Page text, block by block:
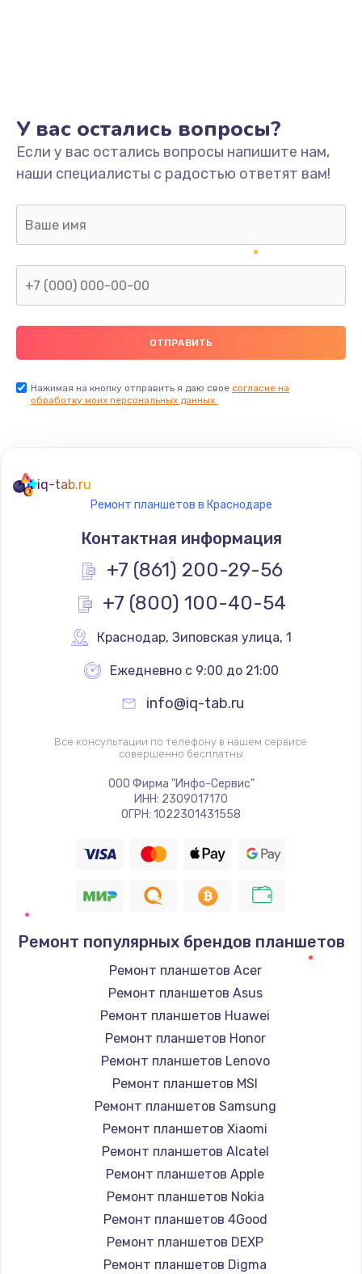
У вас остались вопросы?
Если у вас остались вопросы напишите нам,
наши специалисты с радостью ответят вам!
Нажимая на кнопку отправить я даю свое согласие на
обработку моих персональных данных.
iq-tab.ru
Ремонт планшетов в Краснодаре
Контактная информация
+7 (861) 200-29-56
+7 (800) 100-40-54
Краснодар, Зиповская улица, 1
Ежедневно с 9:00 до 21:00
info@iq-tab.ru
Все консультации по телефону в нашем сервисе
совершенно бесплатны
ООО Фирма "Инфо-Сервис"
ИНН: 2309017170
ОГРН: 1022301431558
Ремонт популярных брендов планшетов
Ремонт планшетов Acer
Ремонт планшетов Asus
Ремонт планшетов Huawei
Ремонт планшетов Honor
Ремонт планшетов Lenovo
Ремонт планшетов MSI
Ремонт планшетов Samsung
Ремонт планшетов Xiaomi
Ремонт планшетов Alcatel
Ремонт планшетов Apple
Ремонт планшетов Nokia
Ремонт планшетов 4Good
Ремонт планшетов DEXP
Ремонт планшетов Digma